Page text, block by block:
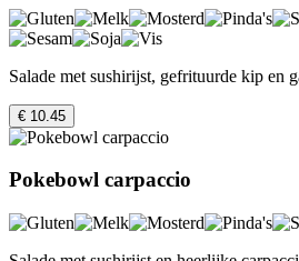
Salade met sushirijst, gefrituurde kip en
€ 10.45
Pokebowl carpaccio